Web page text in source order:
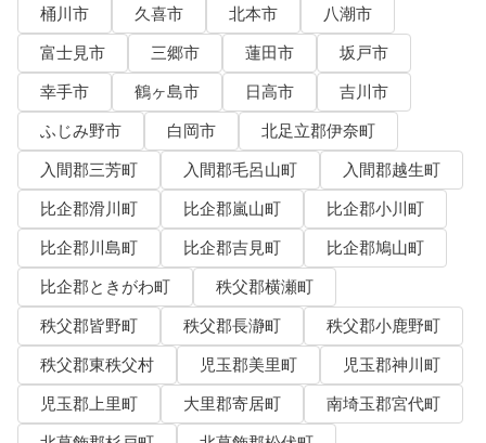
桶川市
久喜市 北本市
八潮市
富士見市
三郷市 蓮田市
坂戸市
幸手市
鶴ヶ島市 日高市
吉川市
ふじみ野市
白岡市
北足立郡伊奈町
入間郡三芳町
入間郡毛呂山町
入間郡越生町
比企郡滑川町
比企郡嵐山町
比企郡小川町
比企郡川島町
比企郡吉見町
比企郡鳩山町
比企郡ときがわ町
秩父郡横瀬町
秩父郡皆野町
秩父郡長瀞町
秩父郡小鹿野町
秩父郡東秩父村
児玉郡美里町
児玉郡神川町
児玉郡上里町
大里郡寄居町
南埼玉郡宮代町